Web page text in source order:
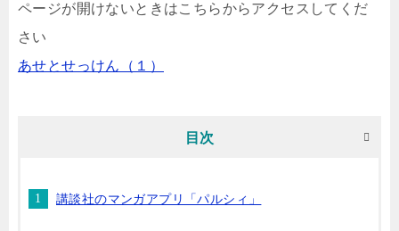
ページが開けないときはこちらからアクセスしてくだ
さい
あせとせっけん（１）
目次
講談社のマンガアプリ「パルシィ」